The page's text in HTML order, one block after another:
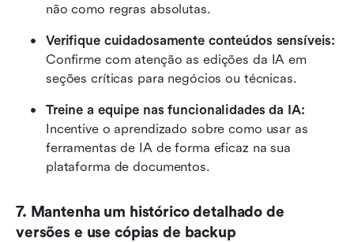
não como regras absolutas.
Verifique cuidadosamente conteúdos sensíveis:
Confirme com atenção as edições da IA em
seções críticas para negócios ou técnicas.
Treine a equipe nas funcionalidades da IA:
Incentive o aprendizado sobre como usar as
ferramentas de IA de forma eficaz na sua
plataforma de documentos.
7. Mantenha um histórico detalhado de
versões e use cópias de backup